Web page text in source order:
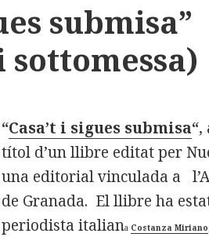
submisa”
sottomessa)
“Casa’t i sigues submisa“,
títol d’un llibre editat per
una editorial vinculada a
de Granada. El llibre ha
periodista italiana Costanza Miriano